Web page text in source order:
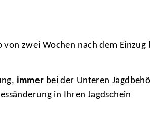
zwei Wochen nach dem Einzug
immer bei der Unteren
in Ihren Jagdschein